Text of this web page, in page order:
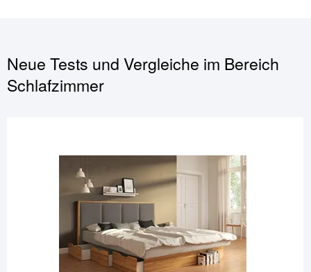
Neue Tests und Vergleiche im Bereich
Schlafzimmer